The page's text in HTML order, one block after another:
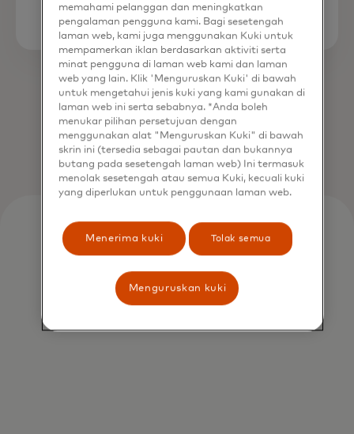
memahami pelanggan dan meningkatkan
pengalaman pengguna kami. Bagi sesetengah
laman web, kami juga menggunakan Kuki untuk
mempamerkan iklan berdasarkan aktiviti serta
minat pengguna di laman web kami dan laman
web yang lain. Klik 'Menguruskan Kuki' di bawah
untuk mengetahui jenis kuki yang kami gunakan di
laman web ini serta sebabnya. *Anda boleh
menukar pilihan persetujuan dengan
menggunakan alat "Menguruskan Kuki" di bawah
skrin ini (tersedia sebagai pautan dan bukannya
butang pada sesetengah laman web) Ini termasuk
menolak sesetengah atau semua Kuki, kecuali kuki
yang diperlukan untuk penggunaan laman web.
Menerima kuki Tolak semua
Menguruskan kuki